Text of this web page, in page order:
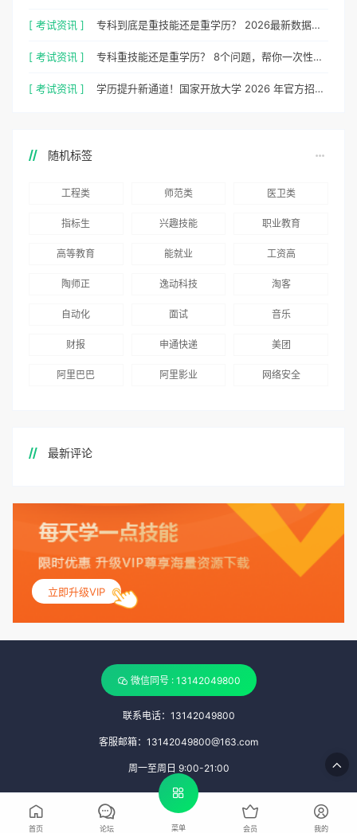
[ 考试资讯 ] 专科到底是重技能还是重学历？ 2026最新数据，说得很清楚了
[ 考试资讯 ] 专科重技能还是重学历？ 8个问题，帮你一次性想清楚
[ 考试资讯 ] 学历提升新通道！国家开放大学 2026 年官方招生简章正式出炉
随机标签
工程类 师范类 医卫类
指标生 兴趣技能 职业教育
高等教育 能就业 工资高
陶师正 逸动科技 淘客
自动化 面试 音乐
财报 申通快递 美团
阿里巴巴 阿里影业 网络安全
最新评论
立即升级VIP
微信同号 : 13142049800
联系电话：13142049800
客服邮箱：13142049800@163.com
周一至周日 9:00-21:00
首页 论坛 菜单 会员 我的